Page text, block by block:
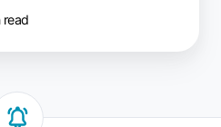
read